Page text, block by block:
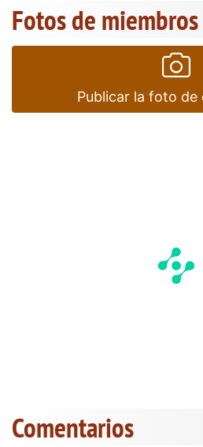
Fotos de miembros
Publicar la foto de
Comentarios